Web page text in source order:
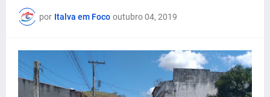
por Italva em Foco outubro 04, 2019